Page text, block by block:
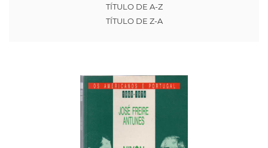
TÍTULO DE A-Z
TÍTULO DE Z-A